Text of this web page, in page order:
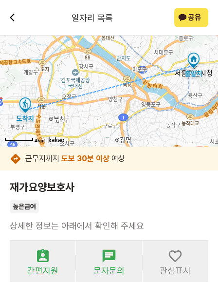
일자리 목록 공유
4km
4km
4km
4km
4km
4km
4km
4km
근무지까지 도보 30분 이상 예상
재가요양보호사
높은급여
상세한 정보는 아래에서 확인해 주세요
간편지원 문자문의 관심표시